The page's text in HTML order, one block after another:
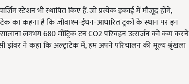
स्टेशन भी स्थापित किए हैं. जो प्रत्येक इकाई में मौजूद होंगे,
का कहना है कि जीवाश्म-ईंधन-आधारित ट्रकों के स्थान पर इन
लगभग 680 मीट्रिक टन CO2 परिवहन उत्सर्जन को कम करने
झंवर ने कहा कि अल्ट्राटेक में, हम अपने परिचालन की मूल्य श्रृंखला